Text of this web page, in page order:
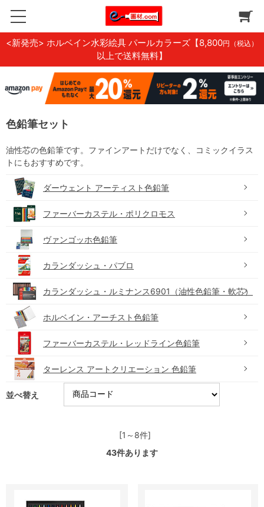
<新発売> ホルベイン水彩絵具 パールカラーズ 【8,800円（税込）
以上で送料無料】
色鉛筆セット
油性芯の色鉛筆です。ファインアートだけでなく、コミックイラス
トにもおすすめです。
ダーウェント アーティスト色鉛筆
ファーバーカステル・ポリクロモス
ヴァンゴッホ色鉛筆
カランダッシュ・パブロ
カランダッシュ・ルミナンス6901（油性色鉛筆・軟芯）
ホルベイン・アーチスト色鉛筆
ファーバーカステル・レッドライン色鉛筆
ターレンス アートクリエーション 色鉛筆
並べ替え
[1～8件]
43件あります